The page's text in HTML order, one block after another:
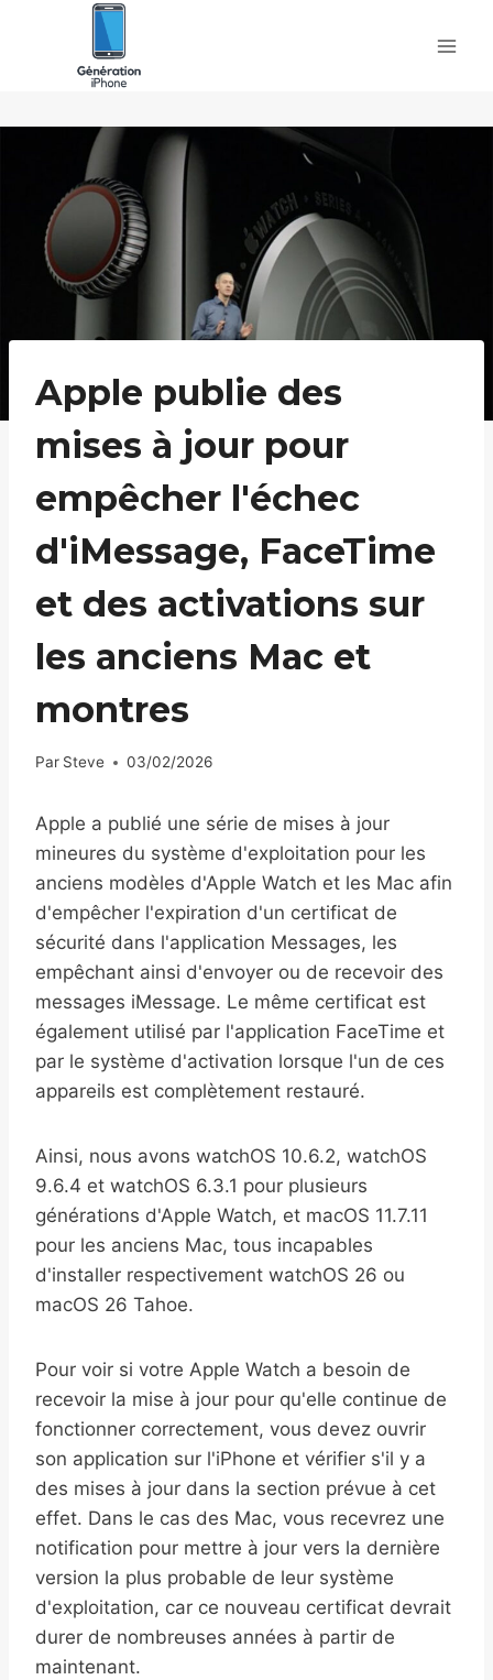
Apple publie des
mises à jour pour
empêcher l'échec
d'iMessage, FaceTime
et des activations sur
les anciens Mac et
montres
Par Steve 03/02/2026
Apple a publié une série de mises à jour
mineures du système d'exploitation pour les
anciens modèles d'Apple Watch et les Mac afin
d'empêcher l'expiration d'un certificat de
sécurité dans l'application Messages, les
empêchant ainsi d'envoyer ou de recevoir des
messages iMessage. Le même certificat est
également utilisé par l'application FaceTime et
par le système d'activation lorsque l'un de ces
appareils est complètement restauré.
Ainsi, nous avons watchOS 10.6.2, watchOS
9.6.4 et watchOS 6.3.1 pour plusieurs
générations d'Apple Watch, et macOS 11.7.11
pour les anciens Mac, tous incapables
d'installer respectivement watchOS 26 ou
macOS 26 Tahoe.
Pour voir si votre Apple Watch a besoin de
recevoir la mise à jour pour qu'elle continue de
fonctionner correctement, vous devez ouvrir
son application sur l'iPhone et vérifier s'il y a
des mises à jour dans la section prévue à cet
effet. Dans le cas des Mac, vous recevrez une
notification pour mettre à jour vers la dernière
version la plus probable de leur système
d'exploitation, car ce nouveau certificat devrait
durer de nombreuses années à partir de
maintenant.